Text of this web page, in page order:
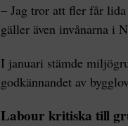
– Jag tror att fler får
gäller även invånarna i
I januari stämde
godkännandet av
Labour kritiska till